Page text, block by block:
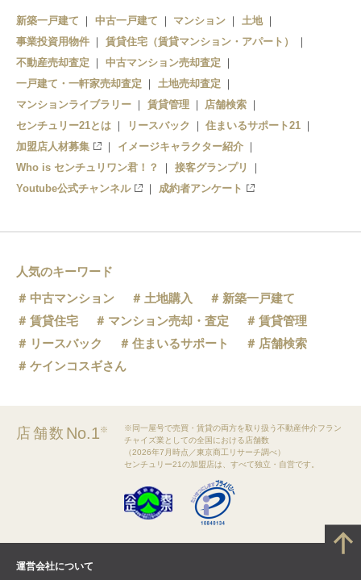
新築一戸建て 中古一戸建て マンション
土地
事業投資用物件
賃貸住宅（賃貸マンション・アパート）
不動産売却査定
中古マンション売却査定
一戸建て・一軒家売却査定
土地売却査定
マンションライブラリー
賃貸管理
店舗検索
センチュリー21とは
リースバック
住まいるサポート21
加盟店人材募集
イメージキャラクター紹介
Who is センチュリワン君！？
接客グランプリ
Youtube公式チャンネル
成約者アンケート
人気のキーワード
中古マンション
土地購入
新築一戸建て
賃貸住宅
マンション売却・査定
賃貸管理
リースバック
住まいるサポート
店舗検索
ケインコスギさん
店舗数 No.1※
※同一屋号で売買・賃貸の両方を取り扱う不動産仲介フラン
チャイズ業としての全国における店舗数
（2026年7月時点／東京商工リサーチ調べ）
センチュリー21の加盟店は、すべて独立・自営です。
運営会社について